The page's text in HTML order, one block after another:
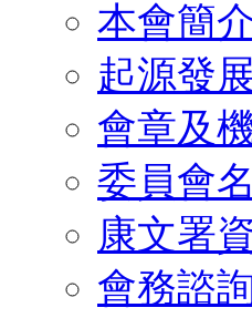
本會簡
起源發展
會章及
委員會
康文署
會務諮